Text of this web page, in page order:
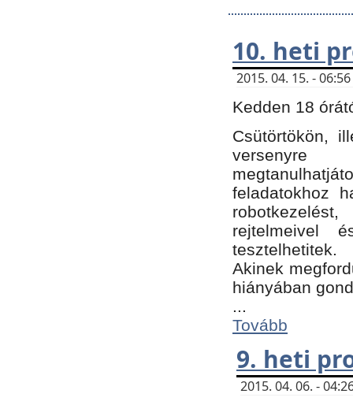
10. heti
2015. 04. 15. -
Kedden 18
Csütörtökön,
versenyre
feladatokhoz
rejtelmeivel
tesztelhetitek.
Akinek
hiányában
...
Tovább
9. heti
2015. 04. 06. -